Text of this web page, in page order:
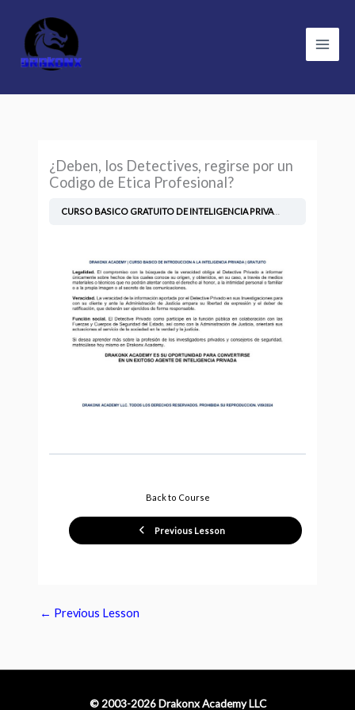
content
¿Deben, los Detectives, regirse por un
Codigo de Etica Profesional?
CURSO BASICO GRATUITO DE INTELIGENCIA PRIVADA
Previous Lesson
Back to Course
← Previous Lesson
© 2003-2026 Drakonx Academy LLC